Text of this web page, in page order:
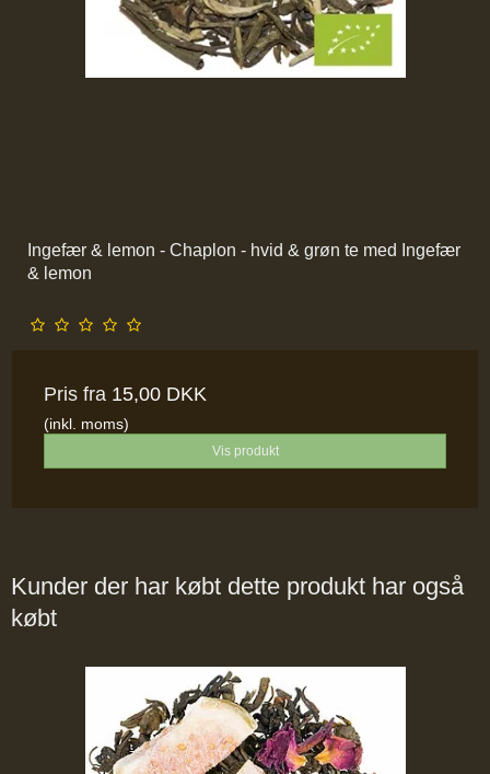
Ingefær & lemon - Chaplon - hvid & grøn te med Ingefær
& lemon
Pris fra 15,00 DKK
(inkl. moms)
Vis produkt
Kunder der har købt dette produkt har også
købt